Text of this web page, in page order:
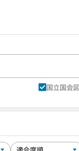
国立国会